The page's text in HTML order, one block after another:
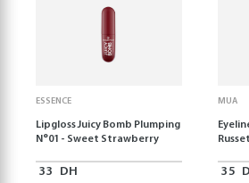
ESSENCE
Lipgloss Juicy Bomb Plumping
N°01 - Sweet Strawberry
33 DH
MUA
Russet
35